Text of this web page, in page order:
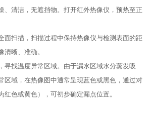
、清洁，无遮挡物。打开红外热像仪，预热至正
面扫描，扫描过程中保持热像仪与检测表面的距
清晰、准确。​
寻找温度异常区域。由于漏水区域水分蒸发吸
区域，在热像图中通常呈现蓝色或黑色，通过对
红色或黄色），可初步确定漏点位置。​